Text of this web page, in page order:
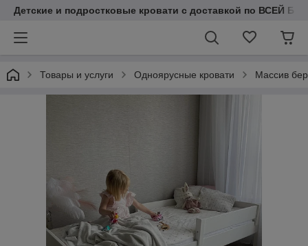
Детские и подростковые кровати с доставкой по ВСЕЙ
Товары и услуги Одноярусные кровати Массив